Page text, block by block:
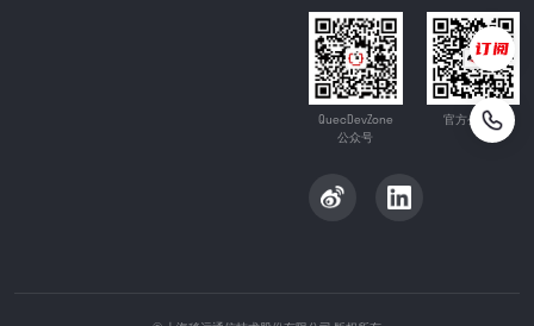
QuecDevZone
公众号
官方公众号